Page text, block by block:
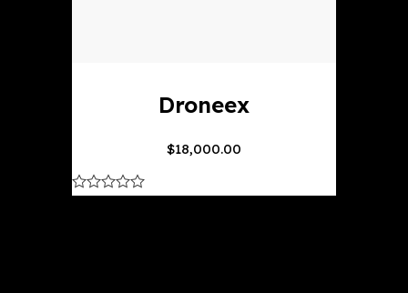
Droneex
$18,000.00